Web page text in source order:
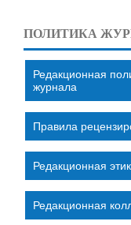
ПОЛИТИКА
Редакционная
журнала
Правила
Редакционная
Редакционная